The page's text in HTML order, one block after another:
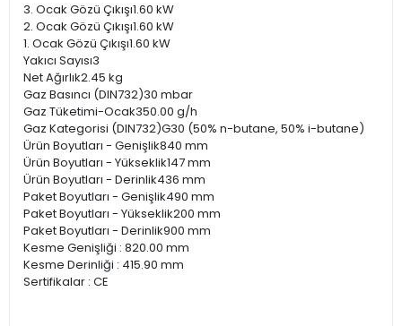
3. Ocak Gözü Çıkışı1.60 kW
2. Ocak Gözü Çıkışı1.60 kW
1. Ocak Gözü Çıkışı1.60 kW
Yakıcı Sayısı3
Net Ağırlık2.45 kg
Gaz Basıncı (DIN732)30 mbar
Gaz Tüketimi-Ocak350.00 g/h
Gaz Kategorisi (DIN732)G30 (50% n-butane, 50% i-butane)
Ürün Boyutları - Genişlik840 mm
Ürün Boyutları - Yükseklik147 mm
Ürün Boyutları - Derinlik436 mm
Paket Boyutları - Genişlik490 mm
Paket Boyutları - Yükseklik200 mm
Paket Boyutları - Derinlik900 mm
Kesme Genişliği : 820.00 mm
Kesme Derinliği : 415.90 mm
Sertifikalar : CE